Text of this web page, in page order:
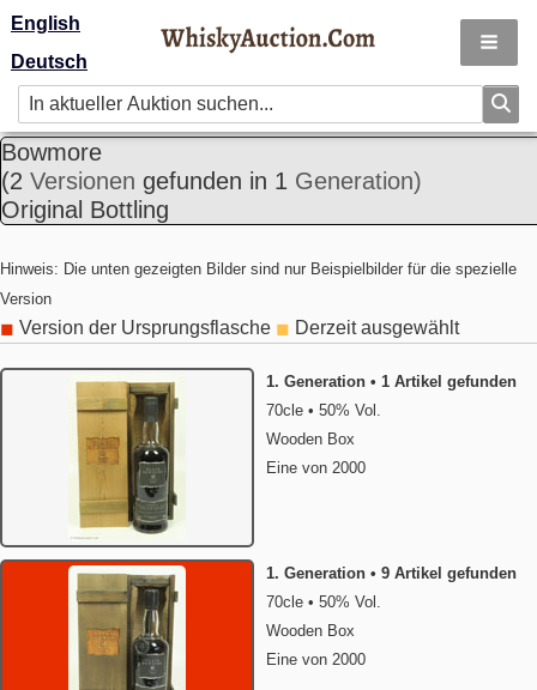
English
Deutsch
Bowmore
(2 Versionen gefunden in 1 Generation)
Original Bottling
Hinweis: Die unten gezeigten Bilder sind nur Beispielbilder für die spezielle
Version
◼ Version der Ursprungsflasche ◼ Derzeit ausgewählt
1. Generation • 1 Artikel gefunden
70cle • 50% Vol.
Wooden Box
Eine von 2000
1. Generation • 9 Artikel gefunden
70cle • 50% Vol.
Wooden Box
Eine von 2000